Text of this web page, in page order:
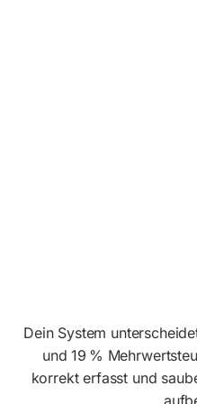
Dein System
und 19 %
korrekt erfasst und